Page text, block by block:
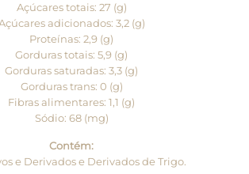
Açúcares totais: 27 (g)
adicionados: 3,2 (g)
Proteínas: 2,9 (g)
Gorduras totais: 5,9 (g)
Gorduras saturadas: 3,3 (g)
Gorduras trans: 0 (g)
Fibras alimentares: 1,1 (g)
Sódio: 68 (mg)
Contém:
e Derivados e Derivados de Trigo.